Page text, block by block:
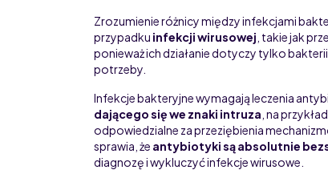
Zrozumienie różnicy między infekcjami
przypadku infekcji wirusowej , takie jak
ponieważ ich działanie dotyczy tylko
potrzeby.
Infekcje bakteryjne wymagają leczenia
dającego się we znaki intruza , na
odpowiedzialne za przeziębienia
sprawia, że antybiotyki są absolutnie
diagnozę i wykluczyć infekcje wirusowe.